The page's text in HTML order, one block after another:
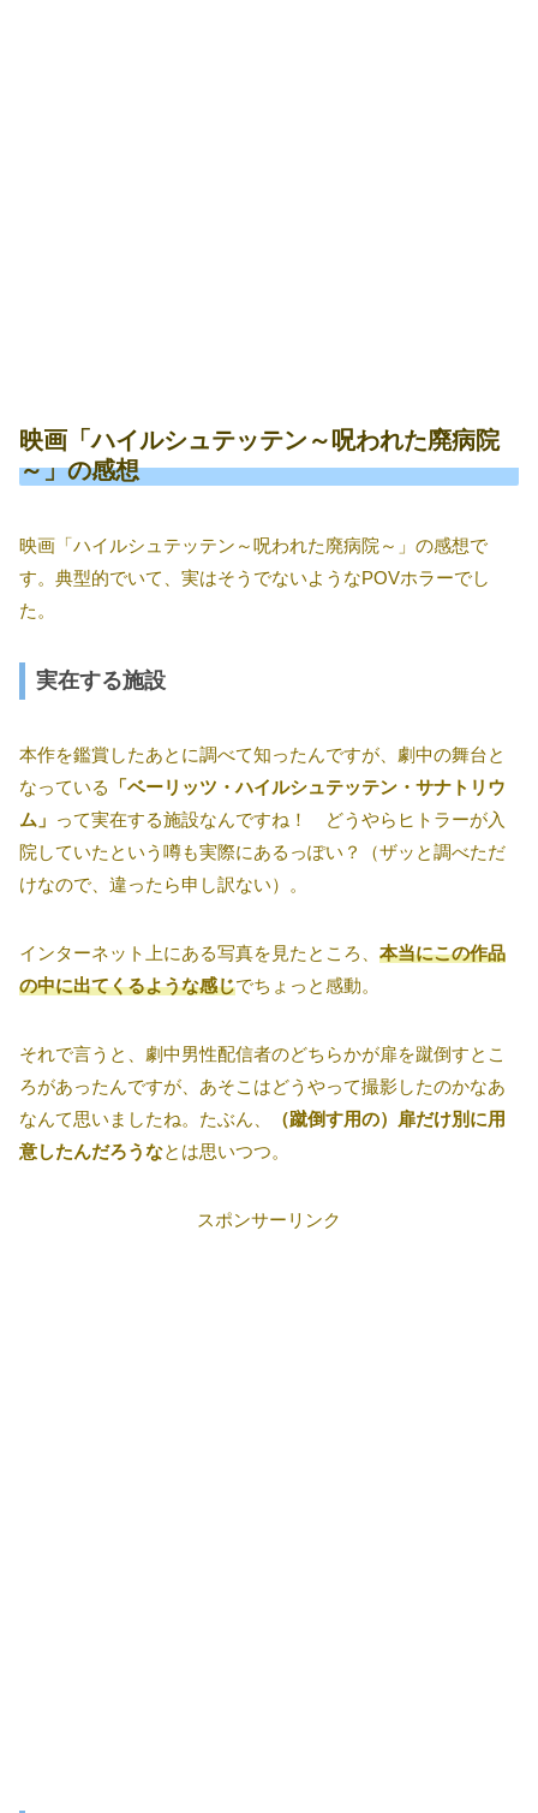
映画「ハイルシュテッテン～呪われた廃病院
～」の感想
映画「ハイルシュテッテン～呪われた廃病院～」の感想で
す。典型的でいて、実はそうでないようなPOVホラーでし
た。
実在する施設
本作を鑑賞したあとに調べて知ったんですが、劇中の舞台と
なっている
「ベーリッツ・ハイルシュテッテン・サナトリウ
ム」 って実在する施設なんですね！ どうやらヒトラーが入
院していたという噂も実際にあるっぽい？（ザッと調べただ
けなので、違ったら申し訳ない）。
インターネット上にある写真を見たところ、 本当にこの作品
の中に出てくるような感じでちょっと感動。
それで言うと、劇中男性配信者のどちらかが扉を蹴倒すとこ
ろがあったんですが、あそこはどうやって撮影したのかなあ
なんて思いましたね。たぶん、
（蹴倒す用の）扉だけ別に用
意したんだろうなとは思いつつ。
スポンサーリンク